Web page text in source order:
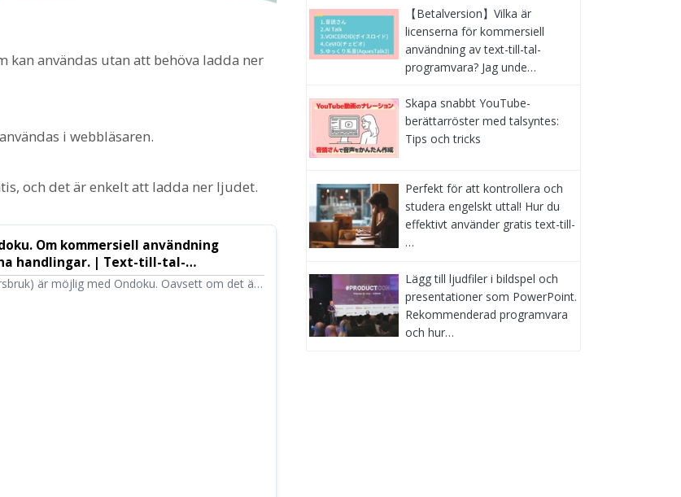
användas utan att behöva ladda ner
i webbläsaren.
och det är enkelt att ladda ner ljudet.
Om kommersiell användning
handlingar. | Text-till-tal-
är möjlig med Ondoku. Oavsett om det är
【Betalversion】Vilka är
licenserna för kommersiell
användning av text-till-tal-
programvara? Jag unde…
Skapa snabbt YouTube-
berättarröster med talsyntes:
Tips och tricks
Perfekt för att kontrollera och
studera engelskt uttal! Hur du
effektivt använder gratis text-till-
…
Lägg till ljudfiler i bildspel och
presentationer som PowerPoint.
Rekommenderad programvara
och hur…